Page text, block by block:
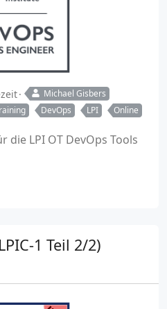
Michael Gisbers
DevOps LPI Online
LPI OT DevOps Tools
1 Teil 2/2)